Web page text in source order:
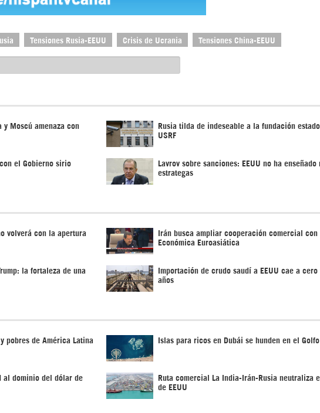
Tensiones Rusia-EEUU Crisis de Ucrania Tensiones China-EEUU
y Moscú amenaza con Rusia tilda de indeseable a la fundación
USRF
el Gobierno sirio Lavrov sobre sanciones: EEUU no ha enseñado
estrategas
volverá con la apertura Irán busca ampliar cooperación comercial con
Económica Euroasiática
la fortaleza de una Importación de crudo saudí a EEUU cae a
años
pobres de América Latina Islas para ricos en Dubái se hunden en el
al dominio del dólar de Ruta comercial La India-Irán-Rusia neutraliza
de EEUU